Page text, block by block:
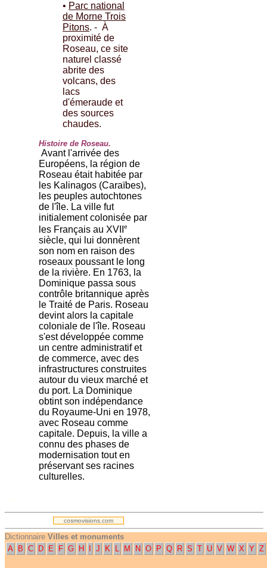
• Parc national
de Morne Trois
Pitons. - À
proximité de
Roseau, ce site
naturel classé
abrite des
volcans, des
lacs
d'émeraude et
des sources
chaudes.
Histoire de Roseau.
Avant l'arrivée des
Européens, la région de
Roseau était habitée par
les Kalinagos (Caraïbes),
les peuples autochtones
de l'île. La ville fut
initialement colonisée par
les Français au XVII
e
siècle, qui lui donnèrent
son nom en raison des
roseaux poussant le long
de la rivière. En 1763, la
Dominique passa sous
contrôle britannique après
le Traité de Paris. Roseau
devint alors la capitale
coloniale de l'île. Roseau
s'est développée comme
un centre administratif et
de commerce, avec des
infrastructures construites
autour du vieux marché et
du port. La Dominique
obtint son indépendance
du Royaume-Uni en 1978,
avec Roseau comme
capitale. Depuis, la ville a
connu des phases de
modernisation tout en
préservant ses racines
culturelles.
.
cosmovisions.com
Dictionnaire Villes et monuments
A
B C D E F G H J K L M N O P Q R S T U V W X Y Z